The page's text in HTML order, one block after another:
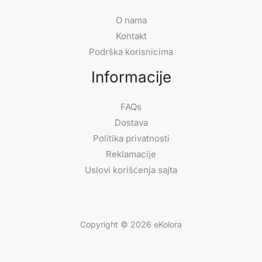
O nama
Kontakt
Podrška korisnicima
Informacije
FAQs
Dostava
Politika privatnosti
Reklamacije
Uslovi korišćenja sajta
Copyright © 2026 eKolora